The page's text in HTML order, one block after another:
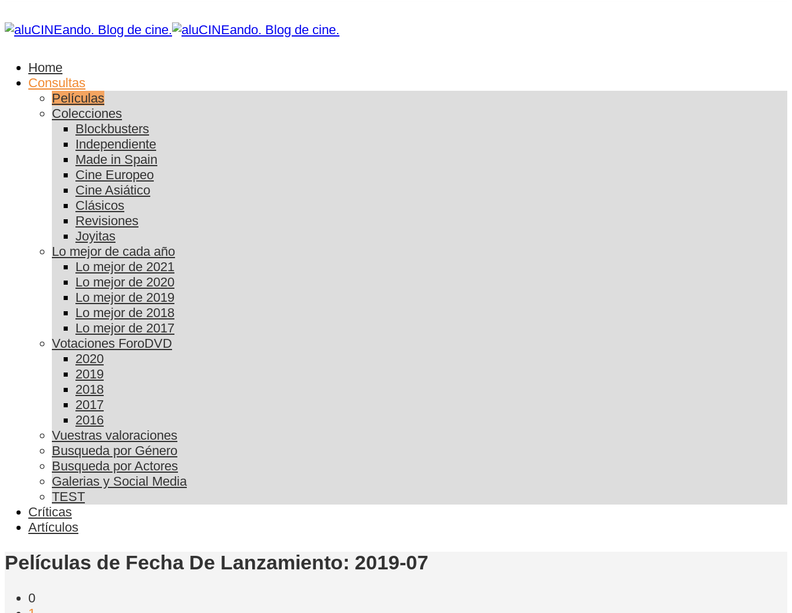
Home
Consultas
Películas
Colecciones
Blockbusters
Independiente
Made in Spain
Cine Europeo
Cine Asiático
Clásicos
Revisiones
Joyitas
Lo mejor de cada año
Lo mejor de 2021
Lo mejor de 2020
Lo mejor de 2019
Lo mejor de 2018
Lo mejor de 2017
Votaciones ForoDVD
2020
2019
2018
2017
2016
Vuestras valoraciones
Busqueda por Género
Busqueda por Actores
Galerias y Social Media
TEST
Críticas
Artículos
Películas de Fecha De Lanzamiento: 2019-07
0